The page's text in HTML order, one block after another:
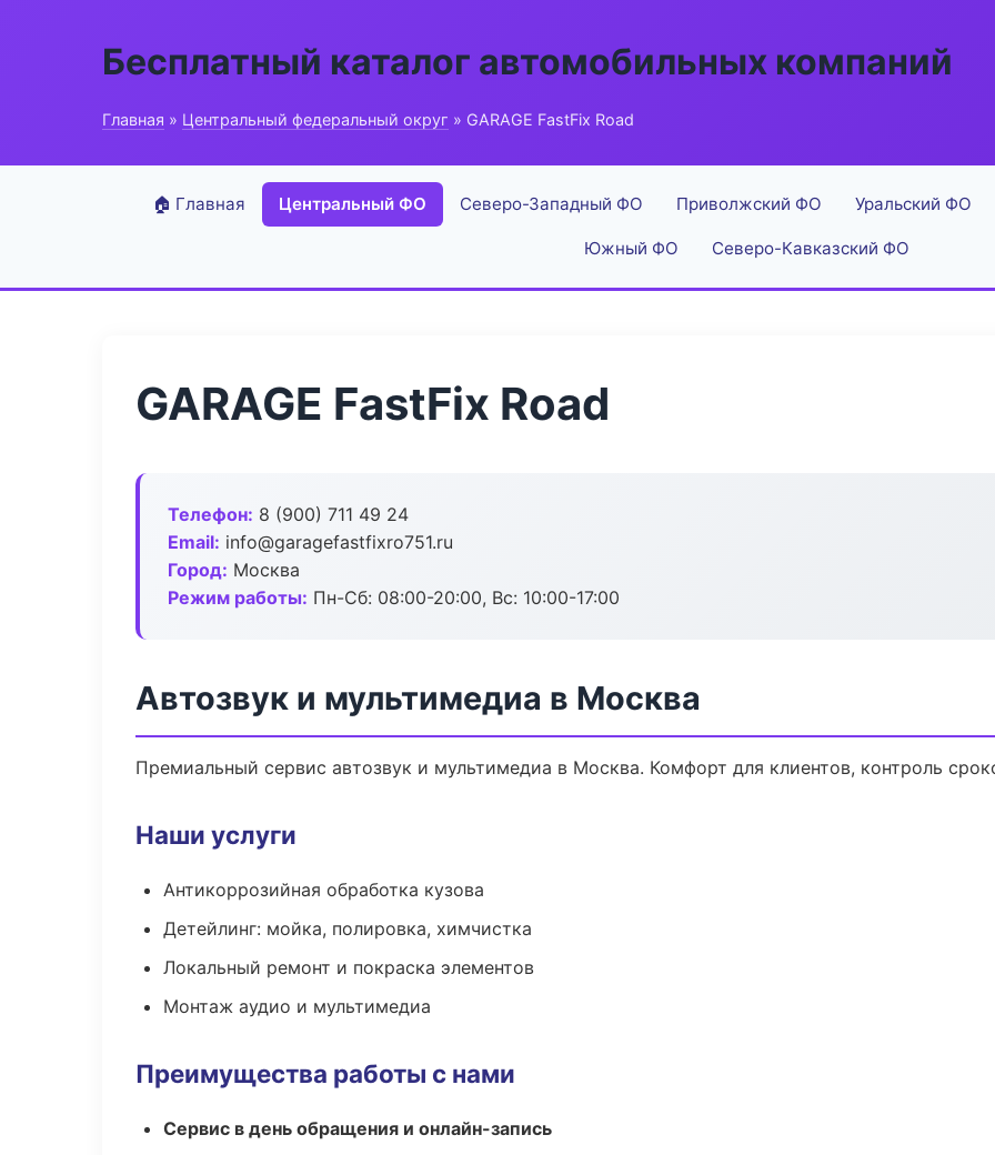
Бесплатный каталог автомобильных компаний
Главная » Центральный федеральный округ » GARAGE FastFix Road
🏠 Главная Центральный ФО Северо-Западный ФО Приволжский ФО Уральский ФО
Южный ФО Северо-Кавказский ФО
GARAGE FastFix Road
Телефон: 8 (900) 711 49 24
Email: info@garagefastfixro751.ru
Город: Москва
Режим работы: Пн-Сб: 08:00-20:00, Вс: 10:00-17:00
Автозвук и мультимедиа в Москва
Премиальный сервис автозвук и мультимедиа в Москва. Комфорт для клиентов, контроль
Наши услуги
Антикоррозийная обработка кузова
Детейлинг: мойка, полировка, химчистка
Локальный ремонт и покраска элементов
Монтаж аудио и мультимедиа
Преимущества работы с нами
Сервис в день обращения и онлайн-запись